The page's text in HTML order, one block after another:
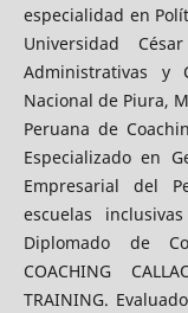
especialidad en
Universidad
Administrativas y
Nacional de Piura,
Peruana de
Especializado en
Empresarial del
escuelas
Diplomado de
COACHING
TRAINING.